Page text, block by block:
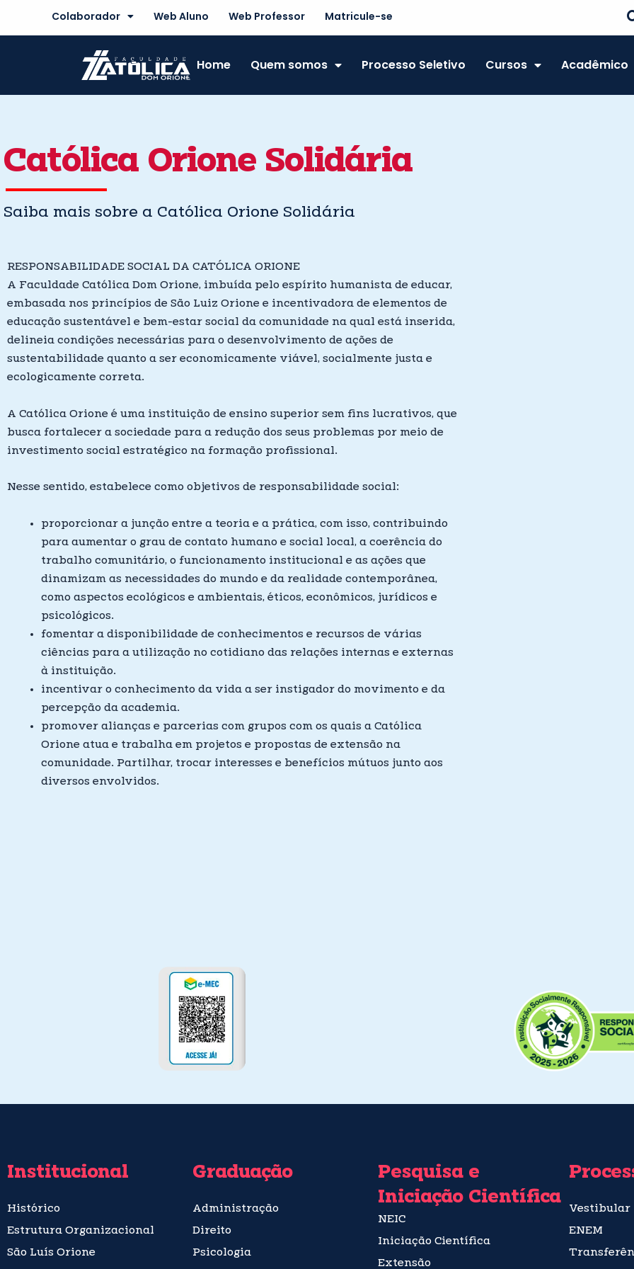
Colaborador Web Aluno Web Professor Matricule-se
Home Quem somos Processo Seletivo Cursos Acadêmico
Católica Orione Solidária
Saiba mais sobre a Católica Orione Solidária
RESPONSABILIDADE SOCIAL DA CATÓLICA ORIONE
A Faculdade Católica Dom Orione, imbuída pelo espírito humanista de educar,
embasada nos princípios de São Luiz Orione e incentivadora de elementos de
educação sustentável e bem-estar social da comunidade na qual está inserida,
delineia condições necessárias para o desenvolvimento de ações de
sustentabilidade quanto a ser economicamente viável, socialmente justa e
ecologicamente correta.
A Católica Orione é uma instituição de ensino superior sem fins lucrativos, que
busca fortalecer a sociedade para a redução dos seus problemas por meio de
investimento social estratégico na formação profissional.
Nesse sentido, estabelece como objetivos de responsabilidade social:
proporcionar a junção entre a teoria e a prática, com isso, contribuindo
para aumentar o grau de contato humano e social local, a coerência do
trabalho comunitário, o funcionamento institucional e as ações que
dinamizam as necessidades do mundo e da realidade contemporânea,
como aspectos ecológicos e ambientais, éticos, econômicos, jurídicos e
psicológicos.
fomentar a disponibilidade de conhecimentos e recursos de várias
ciências para a utilização no cotidiano das relações internas e externas
à instituição.
incentivar o conhecimento da vida a ser instigador do movimento e da
percepção da academia.
promover alianças e parcerias com grupos com os quais a Católica
Orione atua e trabalha em projetos e propostas de extensão na
comunidade. Partilhar, trocar interesses e benefícios mútuos junto aos
diversos envolvidos.
Institucional
Histórico
Estrutura Organizacional
São Luís Orione
Graduação
Administração
Direito
Psicologia
Pesquisa e
Iniciação Científica
NEIC
Iniciação Científica
Extensão
Vestibular
ENEM